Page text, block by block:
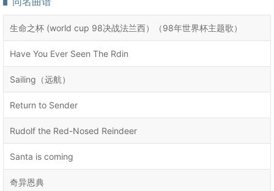
生命之杯 (world cup 98决战法兰西）（98年世界杯主题歌）
Have You Ever Seen The Rdin
Sailing（远航）
Return to Sender
Rudolf the Red-Nosed Reindeer
Santa is coming
奇异恩典